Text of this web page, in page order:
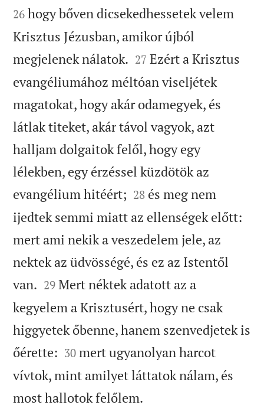
26 hogy bőven dicsekedhessetek velem
Krisztus Jézusban, amikor újból
megjelenek nálatok. 

27 Ezért a Krisztus
evangéliumához méltóan viseljétek
magatokat, hogy akár odamegyek, és
látlak titeket, akár távol vagyok, azt
halljam dolgaitok felől, hogy egy
lélekben, egy érzéssel küzdötök az
evangélium hitéért; 

28 és meg nem
ijedtek semmi miatt az ellenségek előtt:
mert ami nekik a veszedelem jele, az
nektek az üdvösségé, és ez az Istentől
van. 

29 Mert néktek adatott az a
kegyelem a Krisztusért, hogy ne csak
higgyetek őbenne, hanem szenvedjetek is
őérette: 

30 mert ugyanolyan harcot
vívtok, mint amilyet láttatok nálam, és
most hallotok felőlem.